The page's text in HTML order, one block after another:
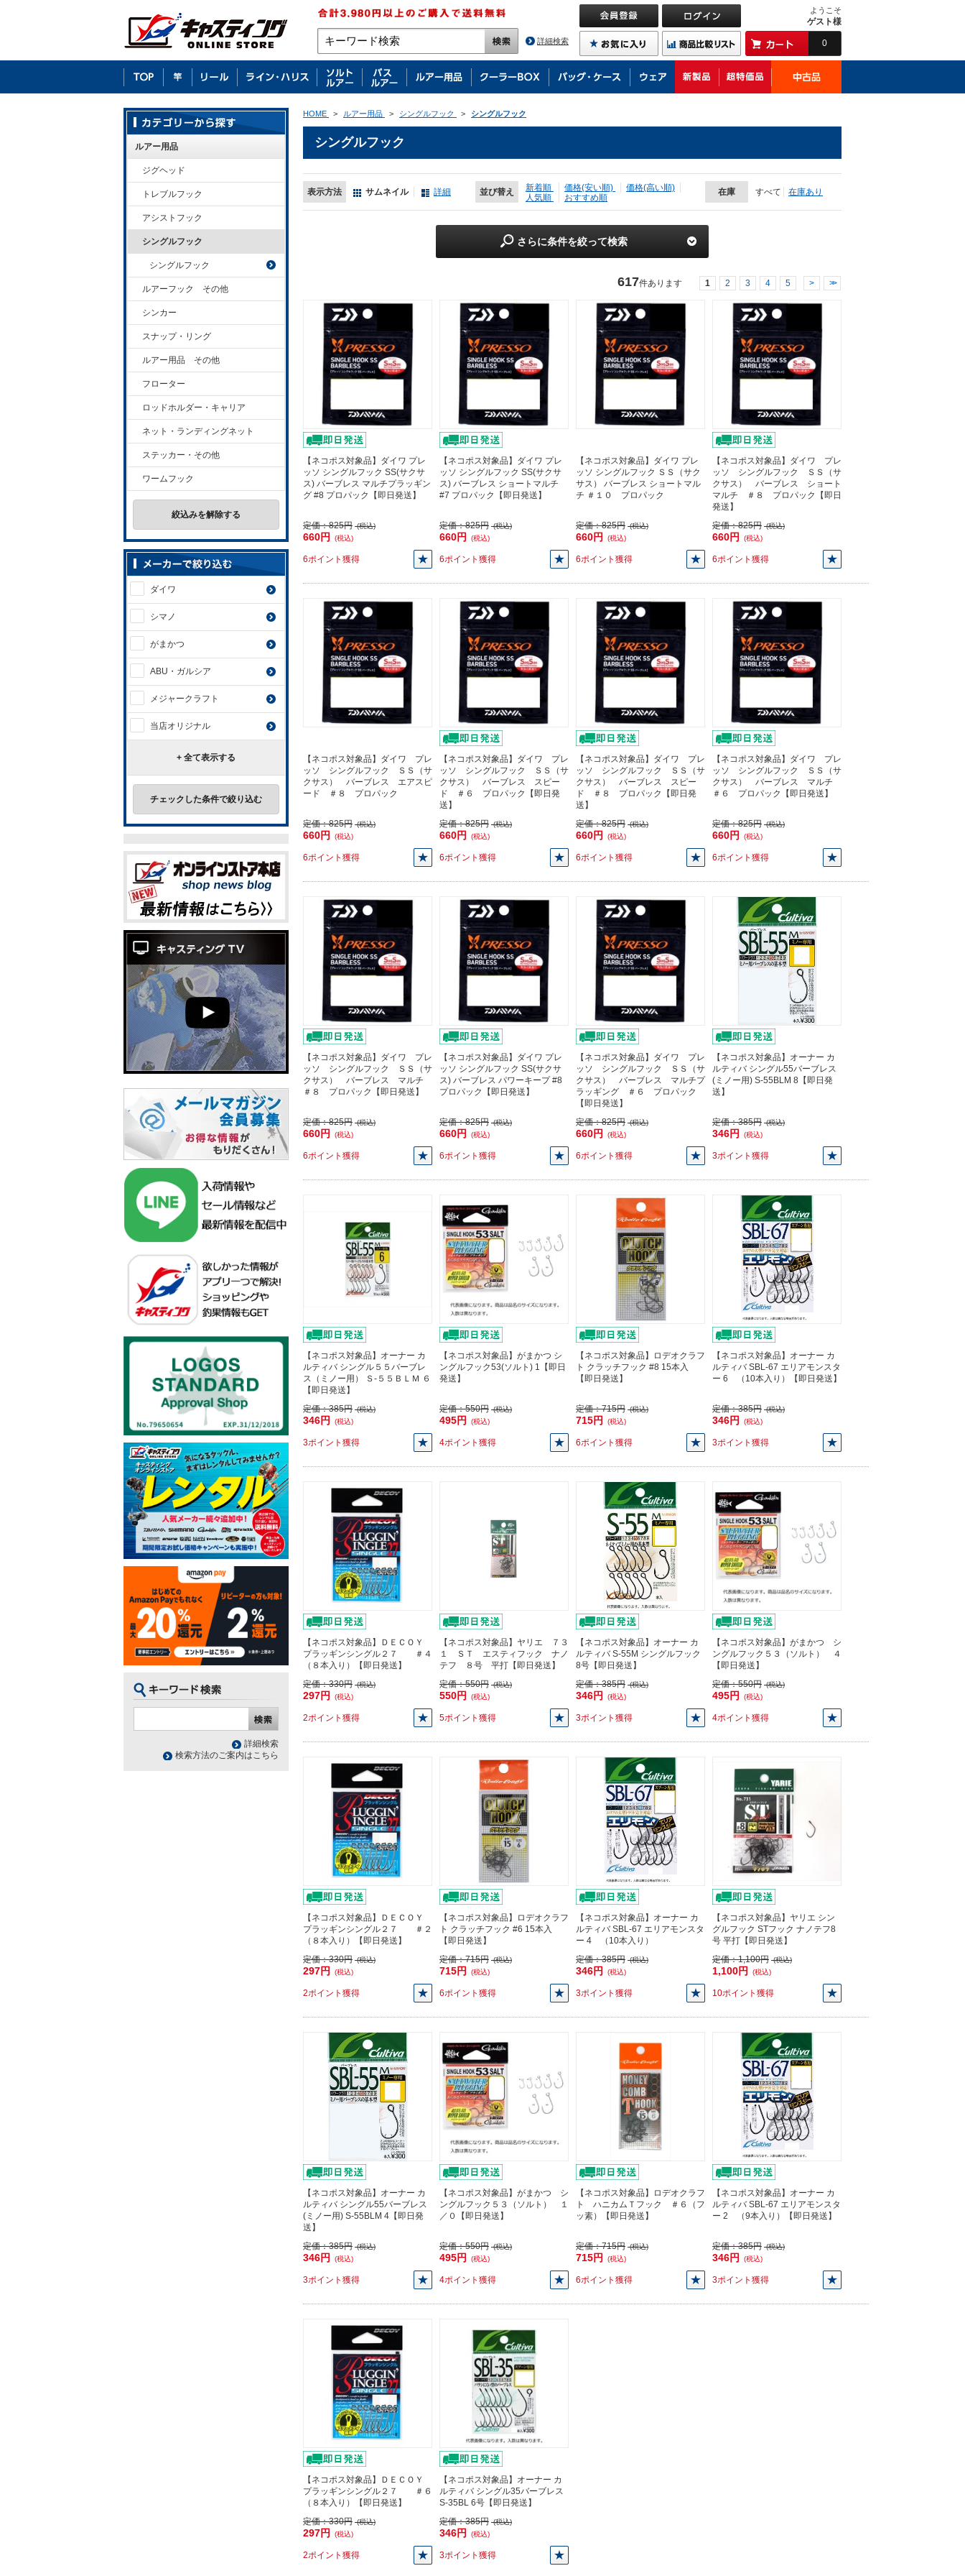
詳細検索
ようこそ
ゲスト様
0
HOME > ルアー用品 > シングルフック > シングルフック
シングルフック
表示方法 サムネイル 詳細 並び替え 新着順 価格(安い順)
価格(高い順)
人気順
おすすめ順
在庫 すべて 在庫あり
さらに条件を絞って検索
617件あります 1 2 3 4 5 > >>
【ネコポス対象品】ダイワ プレ
ッソ シングルフック SS(サクサ
ス) バーブレス マルチプラッギン
グ #8 プロパック【即日発送】
定価：825円 (税込)
660円 (税込)
6ポイント獲得
【ネコポス対象品】ダイワ プレ
ッソ シングルフック SS(サクサ
ス) バーブレス ショートマルチ
#7 プロパック【即日発送】
定価：825円 (税込)
660円 (税込)
6ポイント獲得
【ネコポス対象品】ダイワ プレ
ッソ シングルフック ＳＳ（サク
サス） バーブレス ショートマル
チ ＃１０ プロパック
定価：825円 (税込)
660円 (税込)
6ポイント獲得
【ネコポス対象品】ダイワ プレ
ッソ シングルフック ＳＳ（サ
クサス） バーブレス ショート
マルチ ＃８ プロパック【即日
発送】
定価：825円 (税込)
660円 (税込)
6ポイント獲得
【ネコポス対象品】ダイワ プレ
ッソ シングルフック ＳＳ（サ
クサス） バーブレス エアスピ
ード ＃８ プロパック
定価：825円 (税込)
660円 (税込)
6ポイント獲得
【ネコポス対象品】ダイワ プレ
ッソ シングルフック ＳＳ（サ
クサス） バーブレス スピー
ド ＃６ プロパック【即日発
送】
定価：825円 (税込)
660円 (税込)
6ポイント獲得
【ネコポス対象品】ダイワ プレ
ッソ シングルフック ＳＳ（サ
クサス） バーブレス スピー
ド ＃８ プロパック【即日発
送】
定価：825円 (税込)
660円 (税込)
6ポイント獲得
【ネコポス対象品】ダイワ プレ
ッソ シングルフック ＳＳ（サ
クサス） バーブレス マルチ
＃６ プロパック【即日発送】
定価：825円 (税込)
660円 (税込)
6ポイント獲得
【ネコポス対象品】ダイワ プレ
ッソ シングルフック ＳＳ（サ
クサス） バーブレス マルチ
＃８ プロパック【即日発送】
定価：825円 (税込)
660円 (税込)
6ポイント獲得
【ネコポス対象品】ダイワ プレ
ッソ シングルフック SS(サクサ
ス) バーブレス パワーキープ #8
プロパック【即日発送】
定価：825円 (税込)
660円 (税込)
6ポイント獲得
【ネコポス対象品】ダイワ プレ
ッソ シングルフック ＳＳ（サ
クサス） バーブレス マルチプ
ラッギング ＃６ プロパック
【即日発送】
定価：825円 (税込)
660円 (税込)
6ポイント獲得
【ネコポス対象品】オーナー カ
ルティバ シングル55バーブレス
(ミノー用) S-55BLM 8【即日発
送】
定価：385円 (税込)
346円 (税込)
3ポイント獲得
【ネコポス対象品】オーナー カ
ルティバ シングル５５バーブレ
ス（ミノー用） Ｓ-５５ＢＬＭ ６
【即日発送】
定価：385円 (税込)
346円 (税込)
3ポイント獲得
【ネコポス対象品】がまかつ シ
ングルフック53(ソルト) 1【即日
発送】
定価：550円 (税込)
495円 (税込)
4ポイント獲得
【ネコポス対象品】ロデオクラフ
ト クラッチフック #8 15本入
【即日発送】
定価：715円 (税込)
715円 (税込)
6ポイント獲得
【ネコポス対象品】オーナー カ
ルティバ SBL-67 エリアモンスタ
ー 6 （10本入り）【即日発送】
定価：385円 (税込)
346円 (税込)
3ポイント獲得
【ネコポス対象品】ＤＥＣＯＹ
プラッギンシングル２７ ＃４
（８本入り）【即日発送】
定価：330円 (税込)
297円 (税込)
2ポイント獲得
【ネコポス対象品】ヤリエ ７３
１ ＳＴ エスティフック ナノ
テフ ８号 平打【即日発送】
定価：550円 (税込)
550円 (税込)
5ポイント獲得
【ネコポス対象品】オーナー カ
ルティバ S-55M シングルフック
8号【即日発送】
定価：385円 (税込)
346円 (税込)
3ポイント獲得
【ネコポス対象品】がまかつ シ
ングルフック５３（ソルト） ４
【即日発送】
定価：550円 (税込)
495円 (税込)
4ポイント獲得
【ネコポス対象品】ＤＥＣＯＹ
プラッギンシングル２７ ＃２
（８本入り）【即日発送】
定価：330円 (税込)
297円 (税込)
2ポイント獲得
【ネコポス対象品】ロデオクラフ
ト クラッチフック #6 15本入
【即日発送】
定価：715円 (税込)
715円 (税込)
6ポイント獲得
【ネコポス対象品】オーナー カ
ルティバ SBL-67 エリアモンスタ
ー 4 （10本入り）
定価：385円 (税込)
346円 (税込)
3ポイント獲得
【ネコポス対象品】ヤリエ シン
グルフック STフック ナノテフ8
号 平打【即日発送】
定価：1,100円 (税込)
1,100円 (税込)
10ポイント獲得
【ネコポス対象品】オーナー カ
ルティバ シングル55バーブレス
(ミノー用) S-55BLM 4【即日発
送】
定価：385円 (税込)
346円 (税込)
3ポイント獲得
【ネコポス対象品】がまかつ シ
ングルフック５３（ソルト） １
／０【即日発送】
定価：550円 (税込)
495円 (税込)
4ポイント獲得
【ネコポス対象品】ロデオクラフ
ト ハニカムＴフック ＃６（フ
ッ素）【即日発送】
定価：715円 (税込)
715円 (税込)
6ポイント獲得
【ネコポス対象品】オーナー カ
ルティバ SBL-67 エリアモンスタ
ー 2 （9本入り）【即日発送】
定価：385円 (税込)
346円 (税込)
3ポイント獲得
【ネコポス対象品】ＤＥＣＯＹ
プラッギンシングル２７ ＃６
（８本入り）【即日発送】
定価：330円 (税込)
297円 (税込)
2ポイント獲得
【ネコポス対象品】オーナー カ
ルティバ シングル35バーブレス
S-35BL 6号【即日発送】
定価：385円 (税込)
346円 (税込)
3ポイント獲得
ルアー用品
ジグヘッド
トレブルフック
アシストフック
シングルフック
シングルフック
ルアーフック その他
シンカー
スナップ・リング
ルアー用品 その他
フローター
ロッドホルダー・キャリア
ネット・ランディングネット
ステッカー・その他
ワームフック
絞込みを解除する
ダイワ
シマノ
がまかつ
ABU・ガルシア
メジャークラフト
当店オリジナル
+ 全て表示する
チェックした条件で絞り込む
詳細検索
検索方法のご案内はこちら